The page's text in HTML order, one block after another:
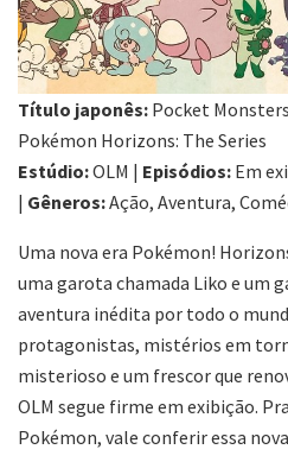
Título japonês: Pocket
Pokémon Horizons: The Series
Estúdio:OLM | Episódios: Em
| Gêneros:Ação, Aventura,
Uma nova era Pokémon!
uma garota chamada Liko e um
aventura inédita por todo o
protagonistas, mistérios em
misterioso e um frescor que
OLM segue firme em exibição.
Pokémon, vale conferir essa